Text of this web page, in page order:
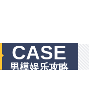
CASE
男模娱乐攻略